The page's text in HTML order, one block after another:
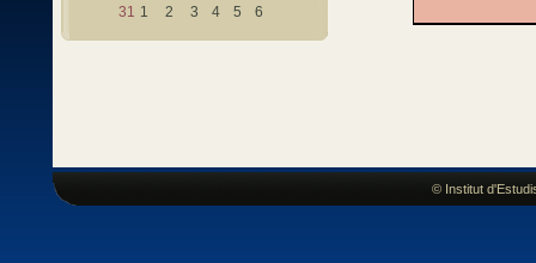
31 1 2 3 4 5 6
© Institut